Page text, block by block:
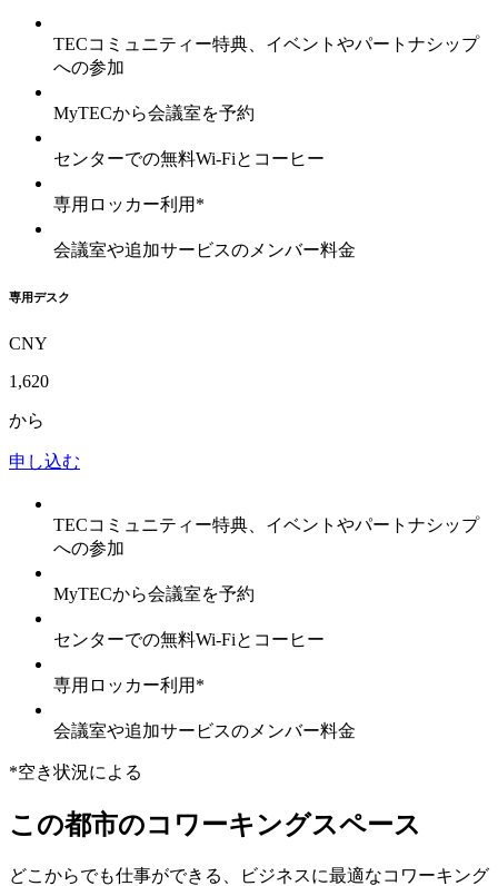
TECコミュニティー特典、イベントやパートナシップ
への参加
MyTECから会議室を予約
センターでの無料Wi-Fiとコーヒー
専用ロッカー利用*
会議室や追加サービスのメンバー料金
専用デスク
CNY
1,620
から
申し込む
TECコミュニティー特典、イベントやパートナシップ
への参加
MyTECから会議室を予約
センターでの無料Wi-Fiとコーヒー
専用ロッカー利用*
会議室や追加サービスのメンバー料金
*空き状況による
この都市のコワーキングスペース
どこからでも仕事ができる、ビジネスに最適なコワーキング